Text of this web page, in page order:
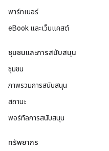
พาร์ทเนอร์
eBook และเว็บแคสต์
ชุมชนและการสนับสนุน
ชุมชน
ภาพรวมการสนับสนุน
สถานะ
พอร์ทัลการสนับสนุน
ทรัพยากร